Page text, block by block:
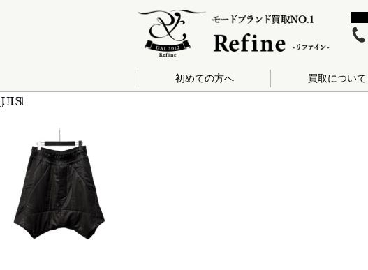
初めての方へ 買取について
JULIUS-11